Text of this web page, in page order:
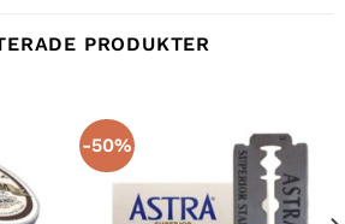
PRODUKTER
-50%